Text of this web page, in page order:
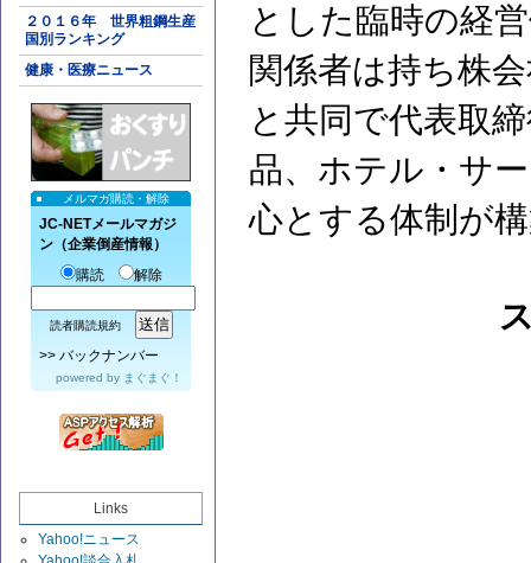
２０１６年 世界粗鋼生産
国別ランキング
健康・医療ニュース
メルマガ購読・解除
JC-NETメールマガジ
ン（企業倒産情報）
購読
解除
読者購読規約
>> バックナンバー
powered by まぐまぐ！
Links
Yahoo!ニュース
とした臨時の経
関係者は持ち株
と共同で代表取
品、ホテル・サ
心とする体制が